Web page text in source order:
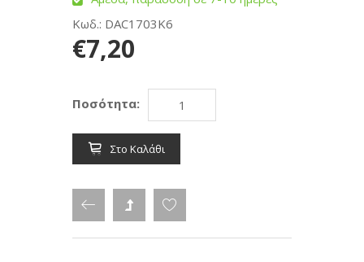
Κωδ.: DAC1703K6
€7,20
Ποσότητα:
Στο Καλάθι